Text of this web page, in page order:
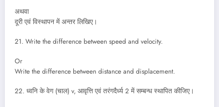
अथवा
दूरी एवं विस्थापन में अन्तर लिखिए।
21. Write the difference between speed and velocity.
Or
Write the difference between distance and displacement.
22. ध्वनि के वेग (चाल) v, आवृत्ति एवं तरंगदैर्ध्य 2 में सम्बन्ध स्थापित कीजिए।